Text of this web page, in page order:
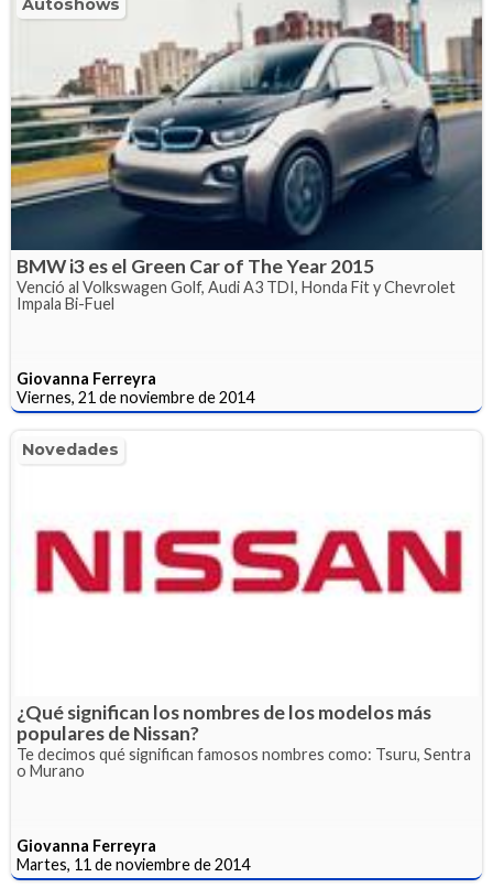
BMW i3 es el Green Car of The Year 2015
Venció al Volkswagen Golf, Audi A3 TDI, Honda Fit y Chevrolet
Impala Bi-Fuel
Giovanna Ferreyra
Viernes, 21 de noviembre de 2014
Novedades
¿Qué significan los nombres de los modelos más
populares de Nissan?
Te decimos qué significan famosos nombres como: Tsuru, Sentra
o Murano
Giovanna Ferreyra
Martes, 11 de noviembre de 2014